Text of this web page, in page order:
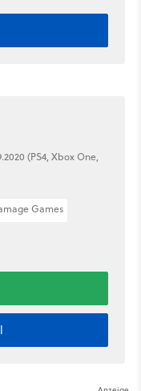
(PS4, Xbox One,
Games